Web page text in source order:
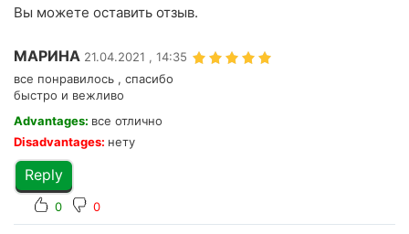
Вы можете оставить отзыв.
МАРИНА 21.04.2021 , 14:35
все понравилось , спасибо
быстро и вежливо
Advantages: все отлично
Disadvantages: нету
Reply
0 0